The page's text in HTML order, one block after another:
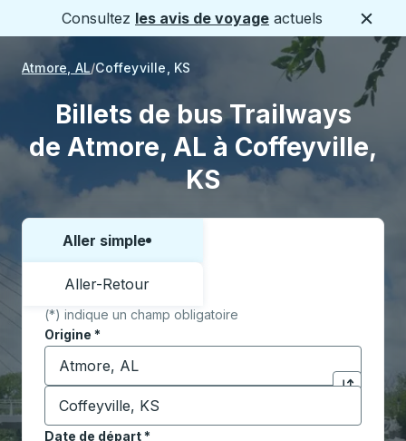
Consultez les avis de voyage actuels
Atmore, AL Coffeyville, KS
Billets de bus Trailways
de Atmore, AL à Coffeyville,
KS
Choisissez un sens ou un aller-retour:
Aller simple
Aller-Retour
(*) indique un champ obligatoire
Origine *
Commencez à saisir la ville d'origine pour ouvrir
Cliquez
Destination *
Commencez à saisir la ville de destination pour
Date de départ*
Tapez la date au format date Barre oblique du mois à